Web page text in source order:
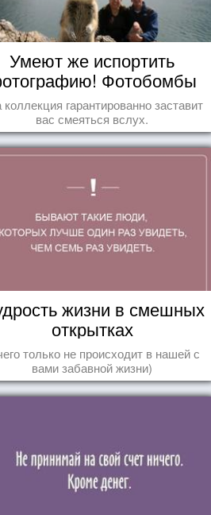
Умеют же испортить
Фотобомбы
животных
коллекция гарантированно заставит
вас смеяться вслух.
жизни в смешных
открытках
только не происходит в нашей с
вами забавной жизни)